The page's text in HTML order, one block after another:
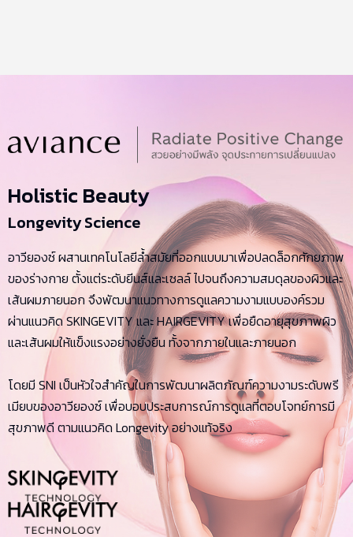
Holistic Beauty
Longevity Science
อาวียองซ์ ผสานเทคโนโลยีล้ำสมัยที่ออกแบบมาเพื่อปลดล็อกศักยภาพ
ของร่างกาย ตั้งแต่ระดับยีนส์และเซลล์ ไปจนถึงความสมดุลของผิวและ
เส้นผมภายนอก จึงพัฒนาแนวทางการดูแลความงามแบบองค์รวม
ผ่านแนวคิด SKINGEVITY และ HAIRGEVITY เพื่อยืดอายุสุขภาพผิว
และเส้นผมให้แข็งแรงอย่างยั่งยืน ทั้งจากภายในและภายนอก
โดยมี SNI เป็นหัวใจสำคัญในการพัฒนาผลิตภัณฑ์ความงามระดับพรี
เมียบของอาวียองซ์ เพื่อบอบประสบการณ์การดูแลที่ตอบโจทย์การมี
สุขภาพดี ตามแนวคิด Longevity อย่างแท้จริง